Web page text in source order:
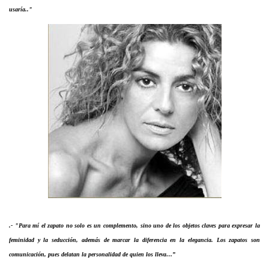
usaría.."
.- "Para mí el zapato no solo es un complemento, sino uno de los objetos claves para expresar la
feminidad y la seducción, además de marcar la diferencia en la elegancia. Los zapatos son
comunicación, pues delatan la personalidad de quien los lleva…”